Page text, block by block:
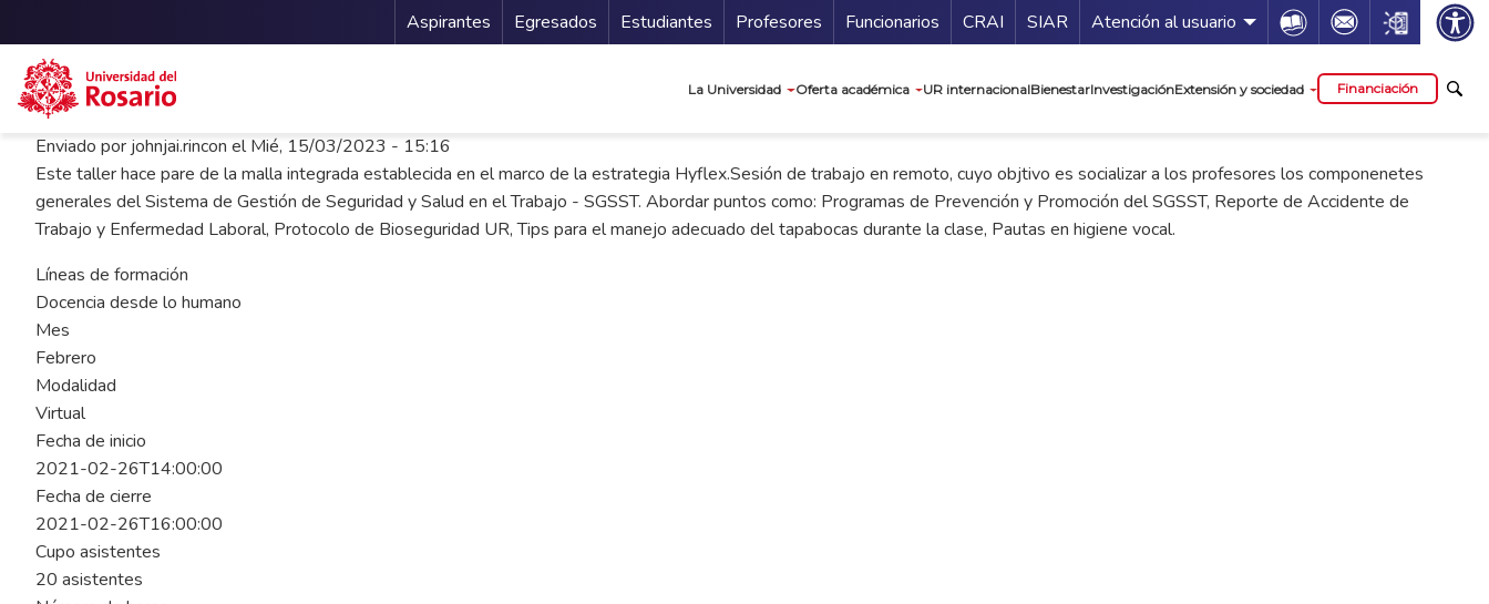
Pasar al contenido principal
Menu Secundario
Aspirantes Egresados Estudiantes Profesores Funcionarios Guía de servicios
CRAI SIAR Atención al usuario Icon Icon Icon
La Universidad Oferta académica UR internacionalBienestarInvestigaciónExtensión y sociedad Financiación
Enviado por johnjai.rincon elMié, 15/03/2023 - 15:16
Este taller hace pare de la malla integrada establecida en el marco de la estrategia Hyflex.Sesión de trabajo en remoto, cuyo objtivo es socializar a los profesores los componenetes
generales del Sistema de Gestión de Seguridad y Salud en el Trabajo - SGSST. Abordar puntos como: Programas de Prevención y Promoción del SGSST, Reporte de Accidente de
Trabajo y Enfermedad Laboral, Protocolo de Bioseguridad UR, Tips para el manejo adecuado del tapabocas durante la clase, Pautas en higiene vocal.
Líneas de formación
Docencia desde lo humano
Mes
Febrero
Modalidad
Virtual
Fecha de inicio
2021-02-26T14:00:00
Fecha de cierre
2021-02-26T16:00:00
Cupo asistentes
20 asistentes